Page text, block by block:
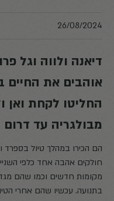
26/08/2024
דיאנה ולווה וגל
אוהבים את החיים
החליטו לקחת ואן
מבולגריה עד
הם הכירו במהלך טיול
חולקים אהבה אחד כלפי
מקומות חדשים וכמו שהם
בתנועה. עכשיו שהם אחרי